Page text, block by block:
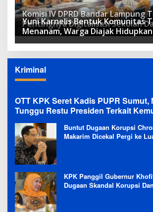
Komisi IV DPRD Bandar Lampung
Pentingnya Digitalisasi Sekolah
Yuni Karnelis Bentuk Komunitas
Menanam, Warga Diajak
Tanam
Kriminal
OTT KPK Seret Kadis PUPR Sumut,
Tunggu Restu Presiden Terkait
Evaluasi Besar
Buntut Dugaan Korupsi
Makarim Dicekal Pergi ke
KPK Panggil Gubernur
Dugaan Skandal Korupsi